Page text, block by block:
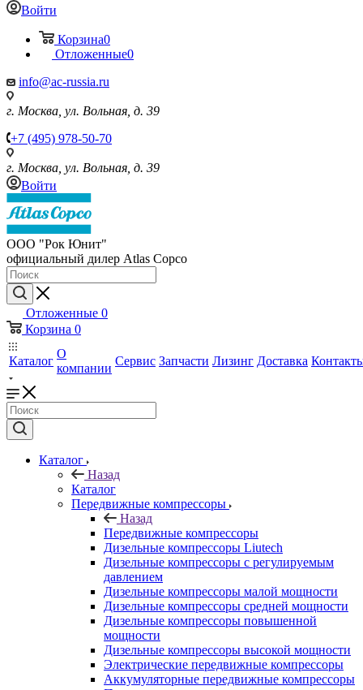
Войти
Корзина0
Отложенные0
info@ac-russia.ru
г. Москва, ул. Вольная, д. 39
+7 (495) 978-50-70
г. Москва, ул. Вольная, д. 39
Войти
ООО "Рок Юнит"
официальный дилер Atlas Copco
Отложенные 0
Корзина 0
Каталог
О
компании
Сервис Запчасти Лизинг Доставка
Каталог
Назад
Каталог
Передвижные компрессоры
Назад
Передвижные компрессоры
Дизельные компрессоры Liutech
Дизельные компрессоры с регулируемым
давлением
Дизельные компрессоры малой мощности
Дизельные компрессоры средней мощности
Дизельные компрессоры повышенной
мощности
Дизельные компрессоры высокой мощности
Электрические передвижные компрессоры
Аккумуляторные передвижные компрессоры